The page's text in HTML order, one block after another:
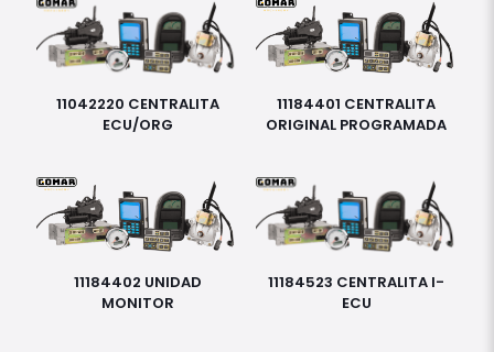
11042220 CENTRALITA
ECU/ORG
11184401 CENTRALITA
ORIGINAL PROGRAMADA
11184402 UNIDAD
MONITOR
11184523 CENTRALITA I-
ECU